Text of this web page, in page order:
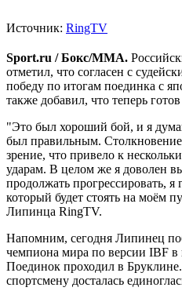
Источник: RingTV
Sport.ru / Бокс/ММА.
отметил, что согласен с
победу по итогам поединка с
также добавил, что теперь
"Это был хороший бой, и я
был правильным.
зрение, что привело к
ударам. В целом же я доволен
продолжать прогрессировать,
который будет стоять на моём
Липинца RingTV.
Напомним, сегодня Липинец
чемпиона мира по версии IBF в
Поединок проходил в
спортсмену досталась